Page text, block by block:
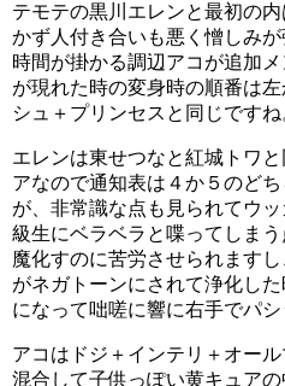
テモテの黒川エレンと最初の
かず人付き合いも悪く憎しみ
時間が掛かる調辺アコが追加
が現れた時の変身時の順番は
シュ＋プリンセスと同じですね
エレンは東せつなと紅城トワ
アなので通知表は４か５のど
が、非常識な点も見られてウ
級生にベラベラと喋ってしま
魔化すのに苦労させられます
がネガトーンにされて浄化し
になって咄嗟に響に右手でパシ
アコはドジ＋インテリ＋オー
混合して子供っぽい黄キュア